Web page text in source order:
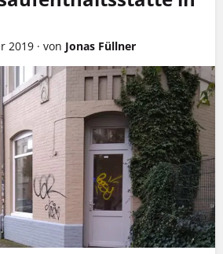
2019 · von Jonas Füllner